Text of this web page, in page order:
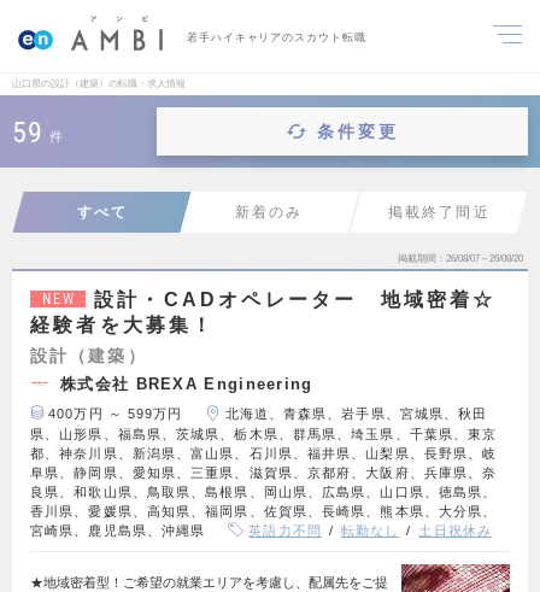
若手ハイキャリアのスカウト転職
山口県の設計（建築）の転職・求人情報
59 件 条件変更
すべて 新着のみ 掲載終了間近
掲載期間 26/08/07～26/08/20
NEW
設計・CADオペレーター 地域密着☆
経験者を大募集！
設計（建築）
株式会社 BREXA Engineering
400万円 ～ 599万円
北海道、青森県、岩手県、宮城県、秋田
県、山形県、福島県、茨城県、栃木県、群馬県、埼玉県、千葉県、東京
都、神奈川県、新潟県、富山県、石川県、福井県、山梨県、長野県、岐
阜県、静岡県、愛知県、三重県、滋賀県、京都府、大阪府、兵庫県、奈
良県、和歌山県、鳥取県、島根県、岡山県、広島県、山口県、徳島県、
香川県、愛媛県、高知県、福岡県、佐賀県、長崎県、熊本県、大分県、
宮崎県、鹿児島県、沖縄県
英語力不問 転勤なし 土日祝休み
★地域密着型！ご希望の就業エリアを考慮し、配属先をご提